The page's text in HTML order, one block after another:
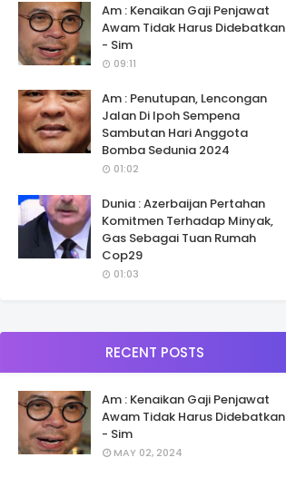
Am : Kenaikan Gaji Penjawat
Awam Tidak Harus Didebatkan
- Sim
09:11
Am : Penutupan, Lencongan
Jalan Di Ipoh Sempena
Sambutan Hari Anggota
Bomba Sedunia 2024
01:02
Dunia : Azerbaijan Pertahan
Komitmen Terhadap Minyak,
Gas Sebagai Tuan Rumah
Cop29
01:03
RECENT POSTS
Am : Kenaikan Gaji Penjawat
Awam Tidak Harus Didebatkan
- Sim
MAY 02, 2024